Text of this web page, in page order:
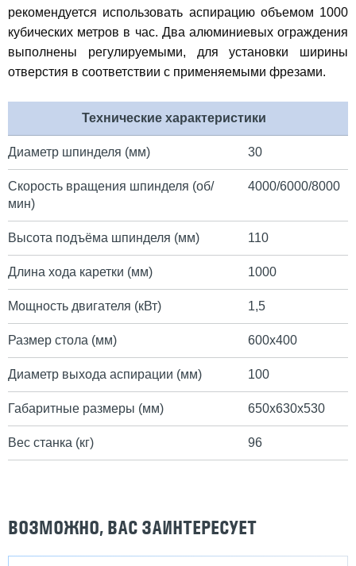
рекомендуется использовать аспирацию объемом 1000
кубических метров в час. Два алюминиевых ограждения
выполнены регулируемыми, для установки ширины
отверстия в соответствии с применяемыми фрезами.
Технические характеристики
Диаметр шпинделя (мм) 30
Скорость вращения шпинделя (об/
мин)
4000/6000/8000
Высота подъёма шпинделя (мм) 110
Длина хода каретки (мм) 1000
Мощность двигателя (кВт) 1,5
Размер стола (мм) 600х400
Диаметр выхода аспирации (мм) 100
Габаритные размеры (мм) 650х630х530
Вес станка (кг) 96
ВОЗМОЖНО, ВАС ЗАИНТЕРЕСУЕТ